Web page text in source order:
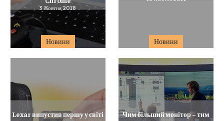
Новини
3 Жовтня 2018
Новини
Lexar випустив першу у світі
Чим більший монітор – тим